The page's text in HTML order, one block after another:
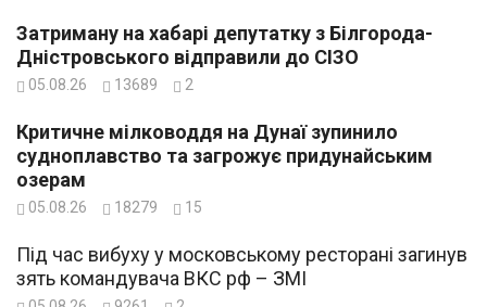
Затриману на хабарі депутатку з Білгорода-
Дністровського відправили до СІЗО
05.08.26 13689 2
Критичне мілководдя на Дунаї зупинило
судноплавство та загрожує придунайським
озерам
05.08.26 18279 15
Під час вибуху у московському ресторані загинув
зять командувача ВКС рф – ЗМІ